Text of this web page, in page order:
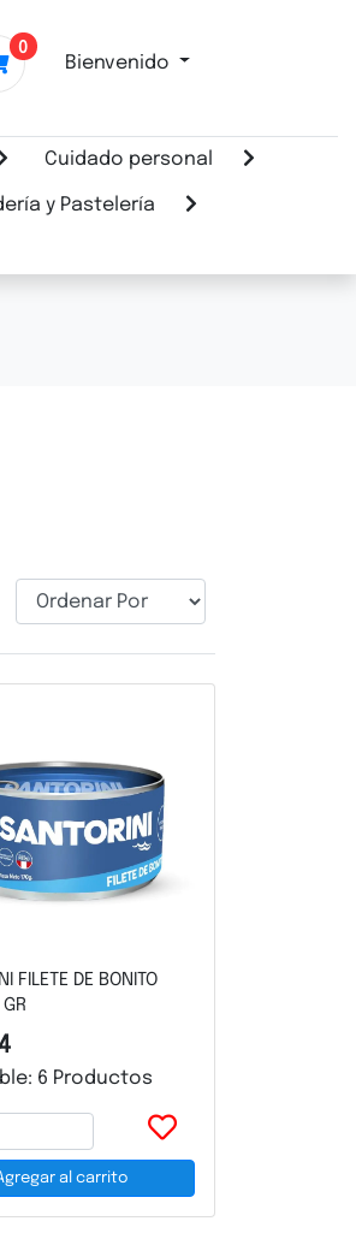
0
Bienvenido
Cuidado personal
y Pastelería
FILETE DE BONITO
6 Productos
al carrito